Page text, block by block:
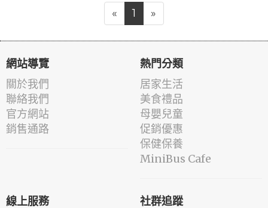
« 1 »
網站導覽
關於我們
聯絡我們
官方網站
銷售通路
熱門分類
居家生活
美食禮品
母嬰兒童
促銷優惠
保健保養
MiniBus Cafe
線上服務 社群追蹤